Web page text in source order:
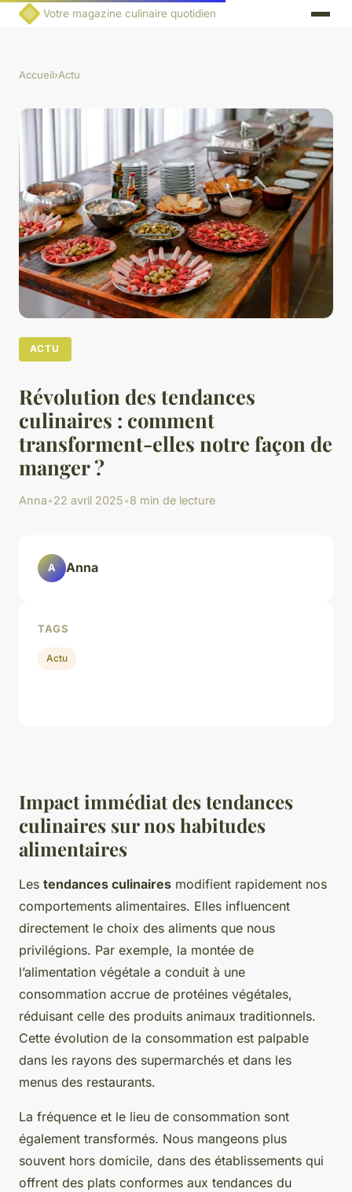
Votre magazine culinaire quotidien
Accueil›Actu
ACTU
Révolution des tendances
culinaires : comment
transforment-elles notre façon de
manger ?
Anna•22 avril 2025•8 min de lecture
Impact immédiat des tendances
culinaires sur nos habitudes
alimentaires
Les tendances culinaires modifient rapidement nos
comportements alimentaires. Elles influencent
directement le choix des aliments que nous
privilégions. Par exemple, la montée de
l’alimentation végétale a conduit à une
consommation accrue de protéines végétales,
réduisant celle des produits animaux traditionnels.
Cette évolution de la consommation est palpable
dans les rayons des supermarchés et dans les
menus des restaurants.
La fréquence et le lieu de consommation sont
également transformés. Nous mangeons plus
souvent hors domicile, dans des établissements qui
offrent des plats conformes aux tendances du
A Anna
TAGS
Actu